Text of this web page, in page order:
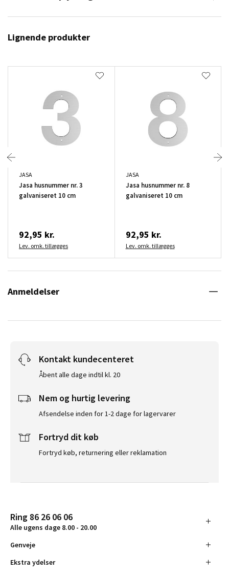
Lignende produkter
JASA
Jasa husnummer nr. 3
galvaniseret 10 cm
92,95 kr.
Lev. omk. tillægges
JASA
Jasa husnummer nr. 8
galvaniseret 10 cm
92,95 kr.
Lev. omk. tillægges
Anmeldelser
Kontakt kundecenteret
Åbent alle dage indtil kl. 20
Nem og hurtig levering
Afsendelse inden for 1-2 dage for lagervarer
Fortryd dit køb
Fortryd køb, returnering eller reklamation
Ring 86 26 06 06
Alle ugens dage 8.00 - 20.00
Genveje
Ekstra ydelser